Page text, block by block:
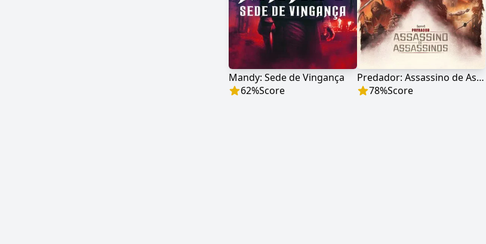
Mandy: Sede de Vingança
62%Score
Predador: Assassino de Assassinos
78%Score